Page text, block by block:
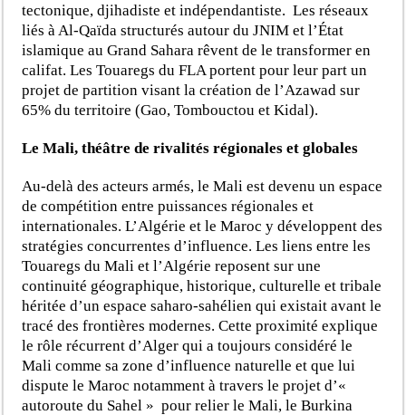
tectonique, djihadiste et indépendantiste. Les réseaux
liés à Al-Qaïda structurés autour du JNIM et l’État
islamique au Grand Sahara rêvent de le transformer en
califat. Les Touaregs du FLA portent pour leur part un
projet de partition visant la création de l’Azawad sur
65% du territoire (Gao, Tombouctou et Kidal).
Le Mali, théâtre de rivalités régionales et globales
Au-delà des acteurs armés, le Mali est devenu un espace
de compétition entre puissances régionales et
internationales. L’Algérie et le Maroc y développent des
stratégies concurrentes d’influence. Les liens entre les
Touaregs du Mali et l’Algérie reposent sur une
continuité géographique, historique, culturelle et tribale
héritée d’un espace saharo-sahélien qui existait avant le
tracé des frontières modernes. Cette proximité explique
le rôle récurrent d’Alger qui a toujours considéré le
Mali comme sa zone d’influence naturelle et que lui
dispute le Maroc notamment à travers le projet d’«
autoroute du Sahel » pour relier le Mali, le Burkina